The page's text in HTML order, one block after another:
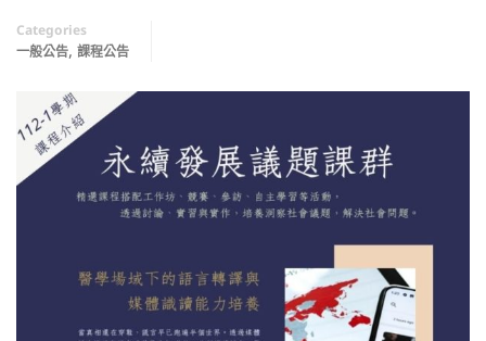
Categories
一般公告, 課程公告